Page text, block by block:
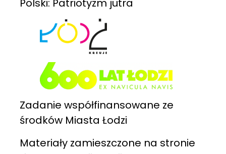
Polski: Patriotyzm jutra
Zadanie współfinansowane ze
środków Miasta Łodzi
Materiały zamieszczone na stronie